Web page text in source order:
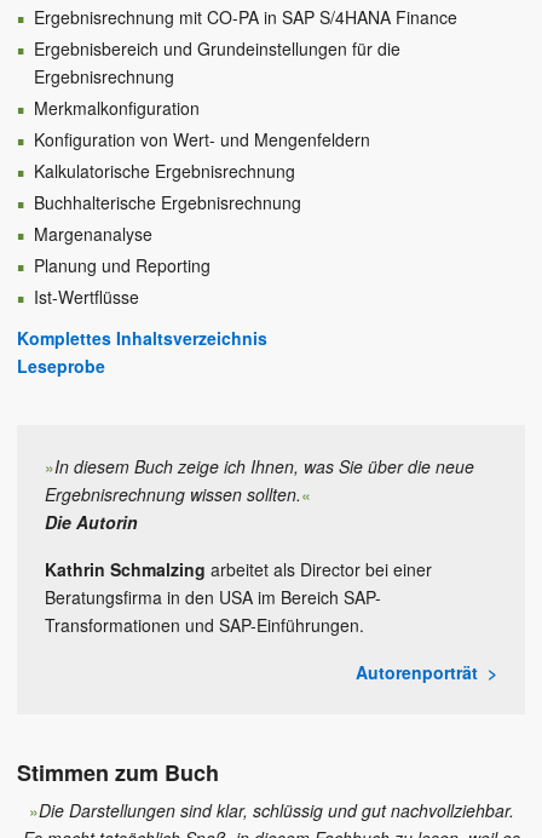
Ergebnisrechnung mit CO-PA in SAP S/4HANA Finance
Ergebnisbereich und Grundeinstellungen für die
Ergebnisrechnung
Merkmalkonfiguration
Konfiguration von Wert- und Mengenfeldern
Kalkulatorische Ergebnisrechnung
Buchhalterische Ergebnisrechnung
Margenanalyse
Planung und Reporting
Ist-Wertflüsse
Komplettes Inhaltsverzeichnis
Leseprobe
»In diesem Buch zeige ich Ihnen, was Sie über die neue
Ergebnisrechnung wissen sollten.«
Die Autorin
Kathrin Schmalzing arbeitet als Director bei einer
Beratungsfirma in den USA im Bereich SAP-
Transformationen und SAP-Einführungen.
Autorenporträt
Stimmen zum Buch
»Die Darstellungen sind klar, schlüssig und gut nachvollziehbar.